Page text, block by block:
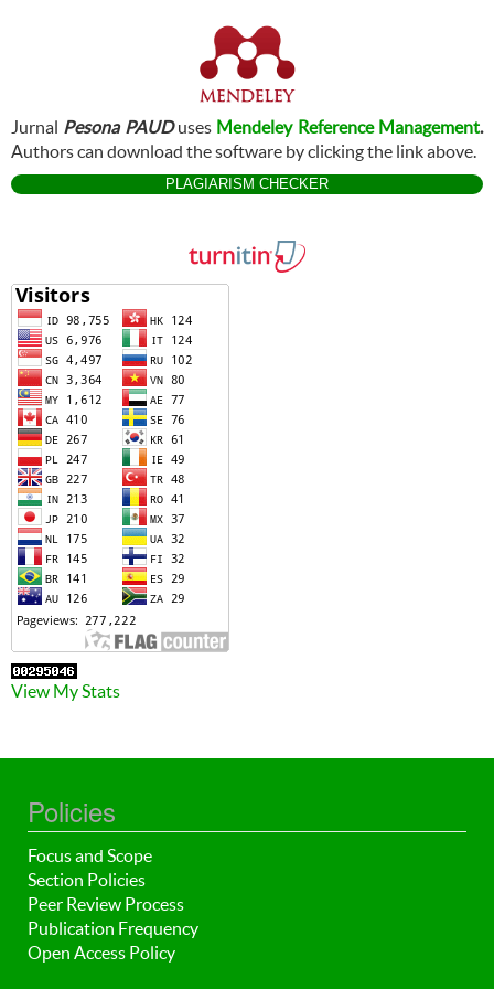
Jurnal Pesona PAUDuses Mendeley Reference Management.
Authors can download the software by clicking the link above.
PLAGIARISM CHECKER
View My Stats
Policies
Focus and Scope
Section Policies
Peer Review Process
Publication Frequency
Open Access Policy